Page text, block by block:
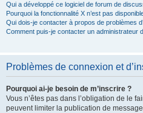
Qui a développé ce logiciel de forum de
Pourquoi la fonctionnalité X n’est pas
Qui dois-je contacter à propos de problèmes
Comment puis-je contacter un administrateur
Problèmes de connexion et
Pourquoi ai-je besoin de m’inscrire ?
Vous n’êtes pas dans l’obligation de le
peuvent limiter la publication de